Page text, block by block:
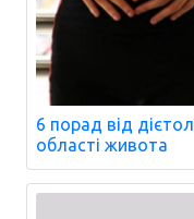
6 порад від
області живота